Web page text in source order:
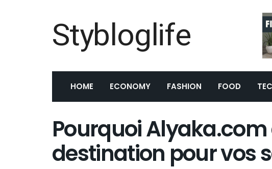
Stybloglife
HOME ECONOMY FASHION FOOD
Pourquoi
destination pour vos